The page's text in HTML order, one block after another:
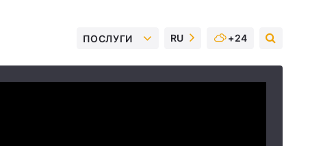
ПОСЛУГИ RU +24